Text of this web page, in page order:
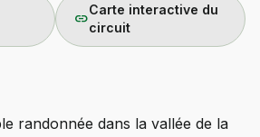
link
Carte interactive du
circuit
randonnée dans la vallée de la